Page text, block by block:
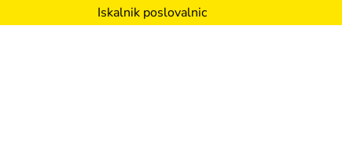
Iskalnik poslovalnic